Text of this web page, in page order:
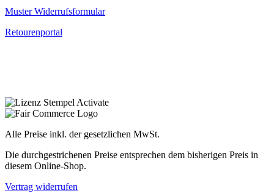
Muster Widerrufsformular
Retourenportal
Alle Preise inkl. der gesetzlichen MwSt.
Die durchgestrichenen Preise entsprechen dem bisherigen Preis in
diesem Online-Shop.
Vertrag widerrufen